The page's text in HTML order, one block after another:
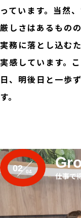
っています。当然
厳しさはあるもの
実務に落とし込む
実感しています。
日、明後日と一歩
す。
02
仕事で